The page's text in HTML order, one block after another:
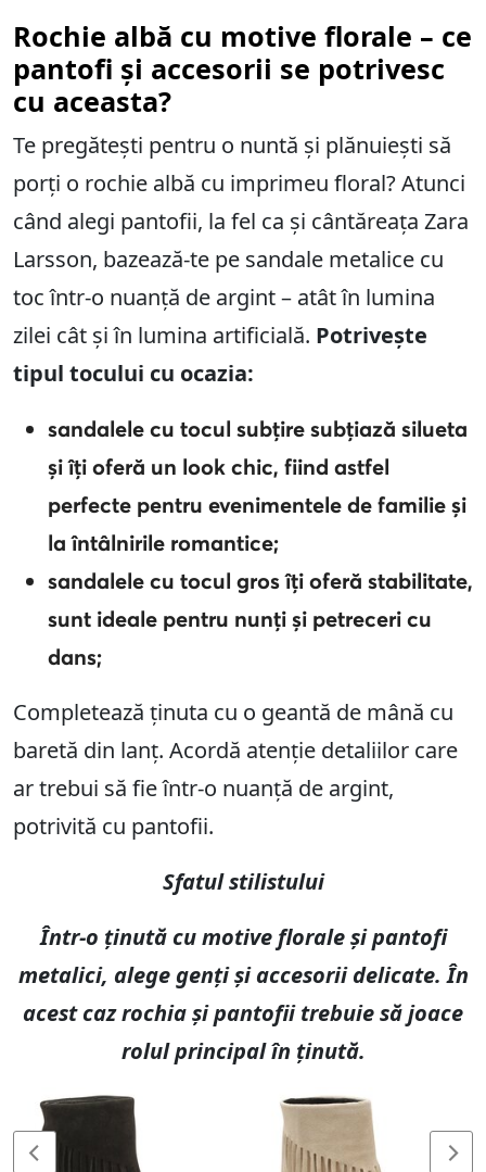
Rochie albă cu motive florale – ce
pantofi și accesorii se potrivesc
cu aceasta?
Te pregătești pentru o nuntă și plănuiești să
porți o rochie albă cu imprimeu floral? Atunci
când alegi pantofii, la fel ca și cântăreața Zara
Larsson, bazează-te pe sandale metalice cu
toc într-o nuanță de argint – atât în ​​lumina
zilei cât și în lumina artificială. Potrivește
tipul tocului cu ocazia:
sandalele cu tocul subțire subțiază silueta
și îți oferă un look chic, fiind astfel
perfecte pentru evenimentele de familie și
la întâlnirile romantice;
sandalele cu tocul gros îți oferă stabilitate,
sunt ideale pentru nunți și petreceri cu
dans;
Completează ținuta cu o geantă de mână cu
baretă din lanț. Acordă atenție detaliilor care
ar trebui să fie într-o nuanță de argint,
potrivită cu pantofii.
Sfatul stilistului
Într-o ținută cu motive florale și pantofi
metalici, alege genți și accesorii delicate. În
acest caz rochia și pantofii trebuie să joace
rolul principal în ținută.